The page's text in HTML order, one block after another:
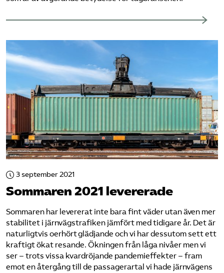
3 september 2021
Sommaren 2021 levererade
Sommaren har levererat inte bara fint väder utan även mer
stabilitet i järnvägstrafiken jämfört med tidigare år. Det är
naturligtvis oerhört glädjande och vi har dessutom sett ett
kraftigt ökat resande. Ökningen från låga nivåer men vi
ser – trots vissa kvardröjande pandemieffekter – fram
emot en återgång till de passagerartal vi hade järnvägens